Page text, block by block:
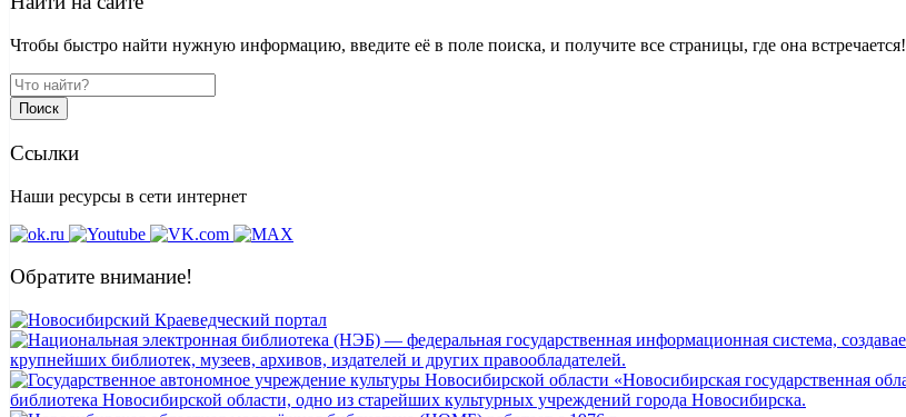
Чтобы быстро найти нужную информацию, введите её в поле поиска, и получите все страницы, где она встречается!
Поиск
Ссылки
Наши ресурсы в сети интернет
Обратите внимание!